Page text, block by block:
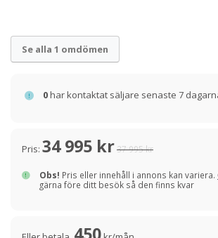
Se alla 1 omdömen
0har kontaktat säljare senaste 7
Pris: 34 995 kr37 995 kr
Obs! Pris eller innehåll i annons kan variera.
gärna före ditt besök så den finns kvar